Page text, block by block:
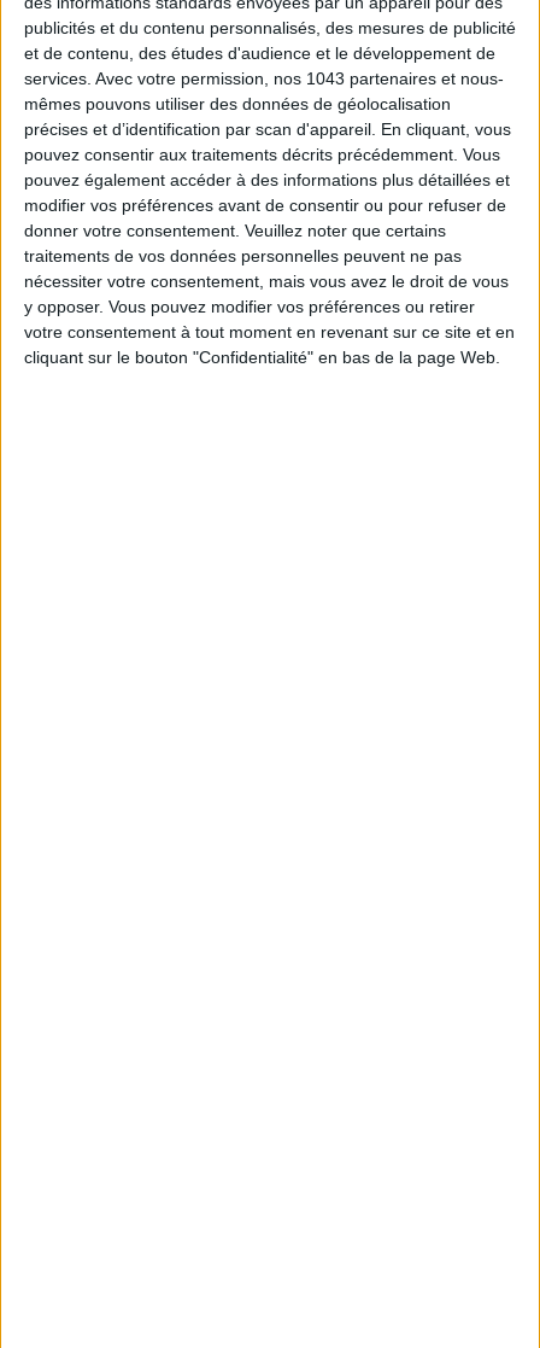
publicités et du contenu personnalisés, des mesures de publicité
et de contenu, des études d'audience et le développement de
services. Avec votre permission, nos 1043 partenaires et nous-
mêmes pouvons utiliser des données de géolocalisation
précises et d’identification par scan d'appareil. En cliquant, vous
pouvez consentir aux traitements décrits précédemment. Vous
pouvez également accéder à des informations plus détaillées et
modifier vos préférences avant de consentir ou pour refuser de
donner votre consentement. Veuillez noter que certains
traitements de vos données personnelles peuvent ne pas
nécessiter votre consentement, mais vous avez le droit de vous
y opposer. Vous pouvez modifier vos préférences ou retirer
votre consentement à tout moment en revenant sur ce site et en
cliquant sur le bouton "Confidentialité" en bas de la page Web.
écrit par
ELODIE ROUGE
Voir tous ses articles
RIA MUNONGO
Voir tous ses articles
JE PARTAGE !